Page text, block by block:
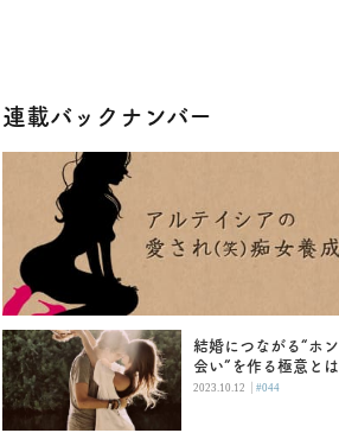
連載バックナンバー
結婚につながる“ホ
会い”を作る極意とは
2023.10.12 | #044